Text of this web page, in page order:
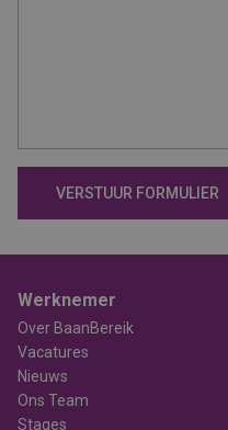
Werknemer
Over BaanBereik
Vacatures
Nieuws
Ons Team
Stages